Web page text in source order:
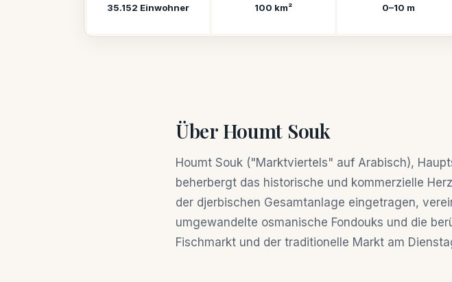
35.152 Einwohner 100 km² 0–10 m
Über Houmt Souk
Houmt Souk ("Marktviertels" auf Arabisch),
beherbergt das historische und kommerzielle
der djerbischen Gesamtanlage eingetragen,
umgewandelte osmanische Fondouks und die
Fischmarkt und der traditionelle Markt am